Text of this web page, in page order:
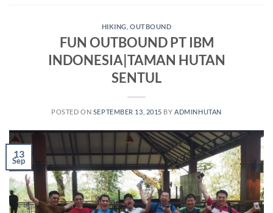
HIKING OUTBOUND
FUN OUTBOUND PT IBM
INDONESIA|TAMAN HUTAN
SENTUL
POSTED ON SEPTEMBER 13, 2015 BY ADMINHUTAN
13
Sep